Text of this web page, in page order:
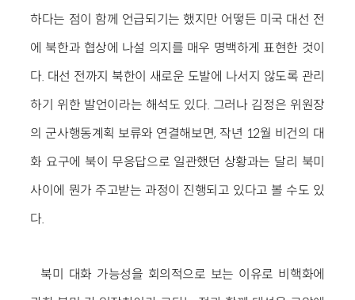
하다는 점이 함께 언급되기는 했지만 어떻든 미국 대선 전
에 북한과 협상에 나설 의지를 매우 명백하게 표현한 것이
다. 대선 전까지 북한이 새로운 도발에 나서지 않도록 관리
하기 위한 발언이라는 해석도 있다. 그러나 김정은 위원장
의 군사행동계획 보류와 연결해보면, 작년 12월 비건의 대
화 요구에 북이 무응답으로 일관했던 상황과는 달리 북미
사이에 뭔가 주고받는 과정이 진행되고 있다고 볼 수도 있
다.
북미 대화 가능성을 회의적으로 보는 이유로 비핵화에